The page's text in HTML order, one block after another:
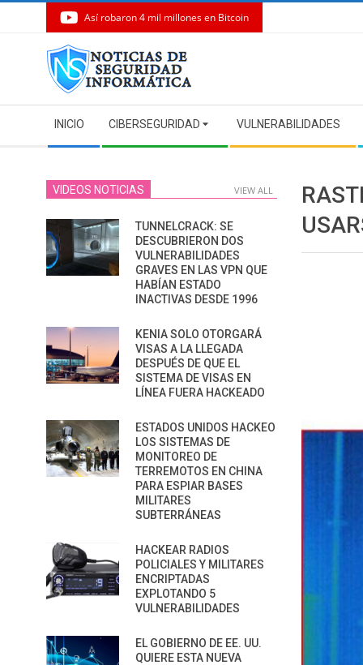
Así robaron 4 mil millones en Bitcoin
Navigation
Menu
INICIO CIBERSEGURIDAD VULNERABILIDADES
VIDEOS NOTICIAS VIEW ALL
TUNNELCRACK: SE
DESCUBRIERON DOS
VULNERABILIDADES
GRAVES EN LAS VPN QUE
HABÍAN ESTADO
INACTIVAS DESDE 1996
KENIA SOLO OTORGARÁ
VISAS A LA LLEGADA
DESPUÉS DE QUE EL
SISTEMA DE VISAS EN
LÍNEA FUERA HACKEADO
ESTADOS UNIDOS HACKEO
LOS SISTEMAS DE
MONITOREO DE
TERREMOTOS EN CHINA
PARA ESPIAR BASES
MILITARES
SUBTERRÁNEAS
HACKEAR RADIOS
POLICIALES Y MILITARES
ENCRIPTADAS
EXPLOTANDO 5
VULNERABILIDADES
EL GOBIERNO DE EE. UU.
QUIERE ESTA NUEVA